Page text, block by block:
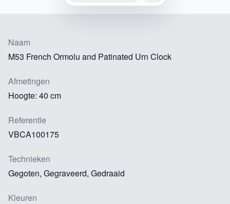
Naam
M53 French Ormolu and Patinated Urn Clock
Afmetingen
Hoogte: 40 cm
Referentie
VBCA100175
Technieken
Gegoten, Gegraveerd, Gedraaid
Kleuren